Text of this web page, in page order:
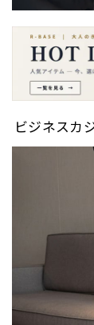
ビジネスカ